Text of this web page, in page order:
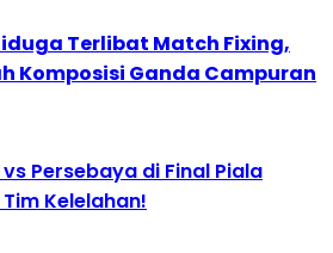
Terlibat Match Fixing,
Komposisi Ganda Campuran
Persebaya di Final Piala
Kelelahan!